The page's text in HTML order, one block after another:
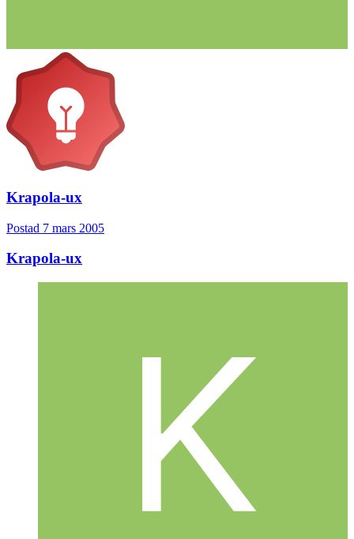
Krapola-ux
Postad 7 mars 2005
Krapola-ux